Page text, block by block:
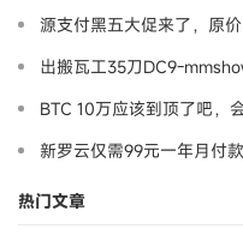
源支付黑五大促来了，原
出搬瓦工35刀DC9-
BTC 10万应该到顶了吧，
新罗云仅需99元一年月付
热门文章